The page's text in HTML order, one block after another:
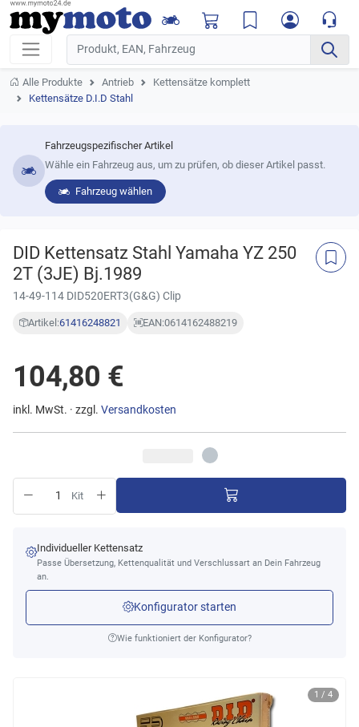
Alle Produkte Antrieb
Kettensätze komplett
Kettensätze D.I.D Stahl
Fahrzeugspezifischer Artikel
Wähle ein Fahrzeug aus, um zu prüfen, ob dieser Artikel passt.
Fahrzeug wählen
DID Kettensatz Stahl Yamaha YZ 250
2T (3JE) Bj.1989
14-49-114 DID520ERT3(G&G) Clip
Artikel:61416248821 EAN:0614162488219
1 / 4
104,80 €
inkl. MwSt. · zzgl. Versandkosten
Kit
Individueller Kettensatz
Passe Übersetzung, Kettenqualität und Verschlussart an Dein Fahrzeug
an.
Konfigurator starten
Wie funktioniert der Konfigurator?